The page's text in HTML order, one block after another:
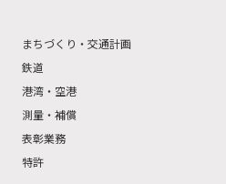
まちづくり・交通計画
鉄道
港湾・空港
測量・補償
表彰業務
特許